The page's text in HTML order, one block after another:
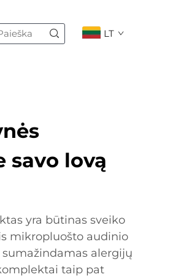
LT
savo lovą
yra būtinas sveiko
mikropluošto audinio
alergijų
taip pat